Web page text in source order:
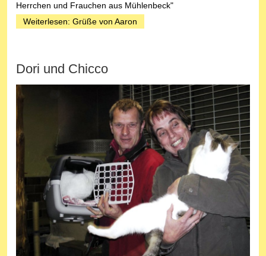
Herrchen und Frauchen aus Mühlenbeck"
Weiterlesen: Grüße von Aaron
Dori und Chicco